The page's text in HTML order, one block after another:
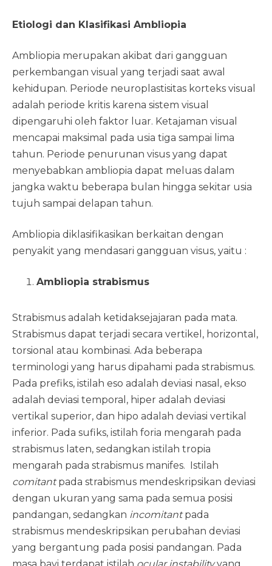
Etiologi dan Klasifikasi Ambliopia
Ambliopia merupakan akibat dari gangguan
perkembangan visual yang terjadi saat awal
kehidupan. Periode neuroplastisitas korteks visual
adalah periode kritis karena sistem visual
dipengaruhi oleh faktor luar. Ketajaman visual
mencapai maksimal pada usia tiga sampai lima
tahun. Periode penurunan visus yang dapat
menyebabkan ambliopia dapat meluas dalam
jangka waktu beberapa bulan hingga sekitar usia
tujuh sampai delapan tahun.
Ambliopia diklasifikasikan berkaitan dengan
penyakit yang mendasari gangguan visus, yaitu :
Ambliopia strabismus
Strabismus adalah ketidaksejajaran pada mata.
Strabismus dapat terjadi secara vertikel, horizontal,
torsional atau kombinasi. Ada beberapa
terminologi yang harus dipahami pada strabismus.
Pada prefiks, istilah eso adalah deviasi nasal, ekso
adalah deviasi temporal, hiper adalah deviasi
vertikal superior, dan hipo adalah deviasi vertikal
inferior. Pada sufiks, istilah foria mengarah pada
strabismus laten, sedangkan istilah tropia
mengarah pada strabismus manifes. Istilah
comitantpada strabismus mendeskripsikan deviasi
dengan ukuran yang sama pada semua posisi
pandangan, sedangkan incomitantpada
strabismus mendeskripsikan perubahan deviasi
yang bergantung pada posisi pandangan. Pada